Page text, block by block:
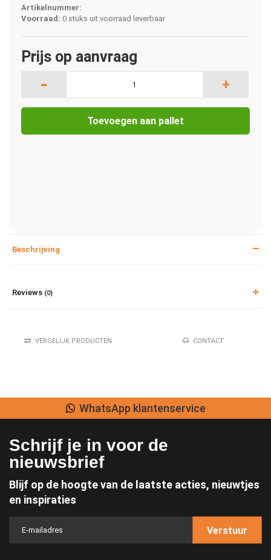
Artikelnummer:
Voorraad: 0 stuks uit voorraad leverbaar
Prijs op aanvraag
- +
Toevoegen aan pallet
Beschrijving
Reviews (0)
VERGELIJK PRODUCTEN CONTACT
WhatsApp klantenservice
Schrijf je in voor de
nieuwsbrief
Blijf op de hoogte van de laatste acties, nieuwtjes
en inspiraties
Verstuur